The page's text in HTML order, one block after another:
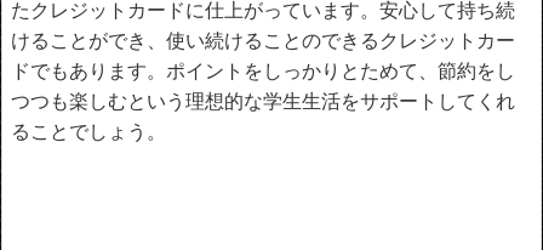
たクレジットカードに仕上がっています。安心して持ち続
けることができ、使い続けることのできるクレジットカー
ドでもあります。ポイントをしっかりとためて、節約をし
つつも楽しむという理想的な学生生活をサポートしてくれ
ることでしょう。